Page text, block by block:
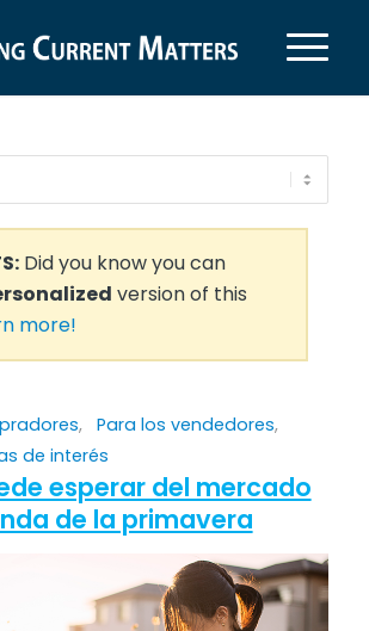
Did you know you can
version of this
more!
, Para los vendedores,
de interés
esperar del mercado
de la primavera